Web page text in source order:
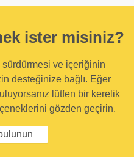
ister misiniz?
sürdürmesi ve içeriğinin
desteğinize bağlı. Eğer
lütfen bir kerelik
gözden geçirin.